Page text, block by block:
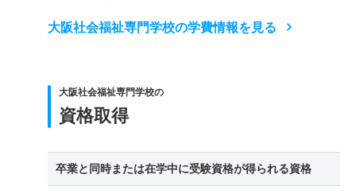
大阪社会福祉専門学校の学費情報を見る
大阪社会福祉専門学校の
資格取得
卒業と同時または在学中に受験資格が得られる資格